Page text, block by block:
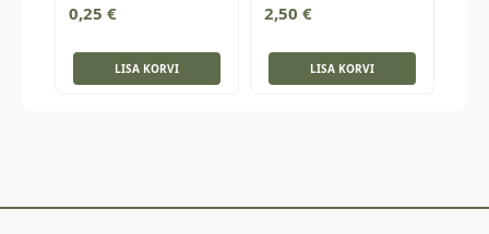
0,25 €
LISA KORVI
2,50 €
LISA KORVI